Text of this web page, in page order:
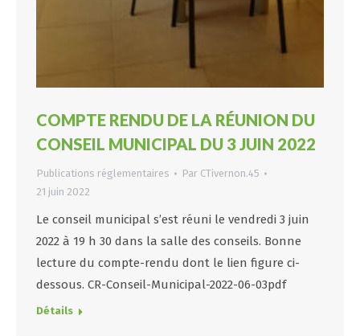
COMPTE RENDU DE LA RÉUNION DU
CONSEIL MUNICIPAL DU 3 JUIN 2022
Publications réglementaires Par CTivernon.45
21 juin 2022
Le conseil municipal s’est réuni le vendredi 3 juin
2022 à 19 h 30 dans la salle des conseils. Bonne
lecture du compte-rendu dont le lien figure ci-
dessous. CR-Conseil-Municipal-2022-06-03pdf
Détails